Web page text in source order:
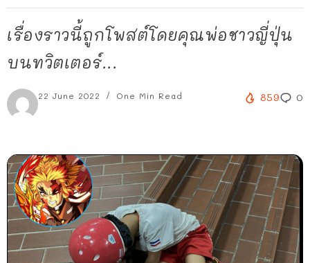
เรื่องราวนี้ถูกโพสต์โดยคุณพ่อชาวญี่ปุ่น
บนทวิตเตอร์...
22 June 2022 One Min Read 859 0